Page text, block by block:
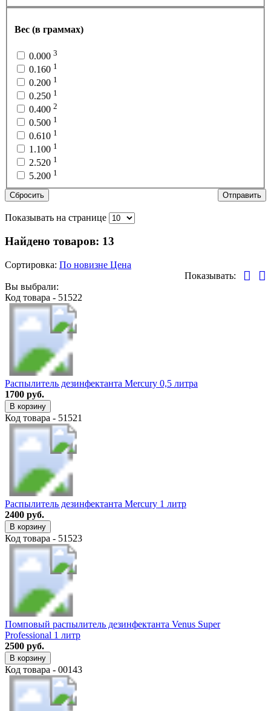
Вес (в граммах)
0.000 3
0.160 1
0.200 1
0.250 1
0.400 2
0.500 1
0.610 1
1.100 1
2.520 1
5.200 1
Сбросить Отправить
Показывать на странице
Найдено товаров: 13
Сортировка: По новизне Цена
Показывать:
Вы выбрали:
Код товара - 51522
Распылитель дезинфектанта Mercury 0,5 литра
1700 руб.
В корзину
Код товара - 51521
Распылитель дезинфектанта Mercury 1 литр
2400 руб.
В корзину
Код товара - 51523
Помповый распылитель дезинфектанта Venus Super
Professional 1 литр
2500 руб.
В корзину
Код товара - 00143